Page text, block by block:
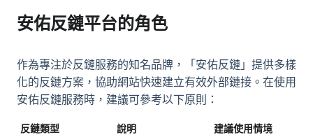
安佑反鏈平台的角色
作為專注於反鏈服務的知名品牌，「安佑反鏈」提供多樣
化的反鏈方案，協助網站快速建立有效外部鏈接。在使用
安佑反鏈服務時，建議可參考以下原則：
反鏈類型 說明 建議使用情境